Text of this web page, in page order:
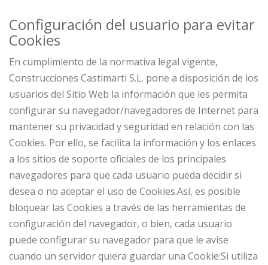
Configuración del usuario para evitar
Cookies
En cumplimiento de la normativa legal vigente,
Construcciones Castimarti S.L. pone a disposición de los
usuarios del Sitio Web la información que les permita
configurar su navegador/navegadores de Internet para
mantener su privacidad y seguridad en relación con las
Cookies. Por ello, se facilita la información y los enlaces
a los sitios de soporte oficiales de los principales
navegadores para que cada usuario pueda decidir si
desea o no aceptar el uso de Cookies.Así, es posible
bloquear las Cookies a través de las herramientas de
configuración del navegador, o bien, cada usuario
puede configurar su navegador para que le avise
cuando un servidor quiera guardar una Cookie:Si utiliza